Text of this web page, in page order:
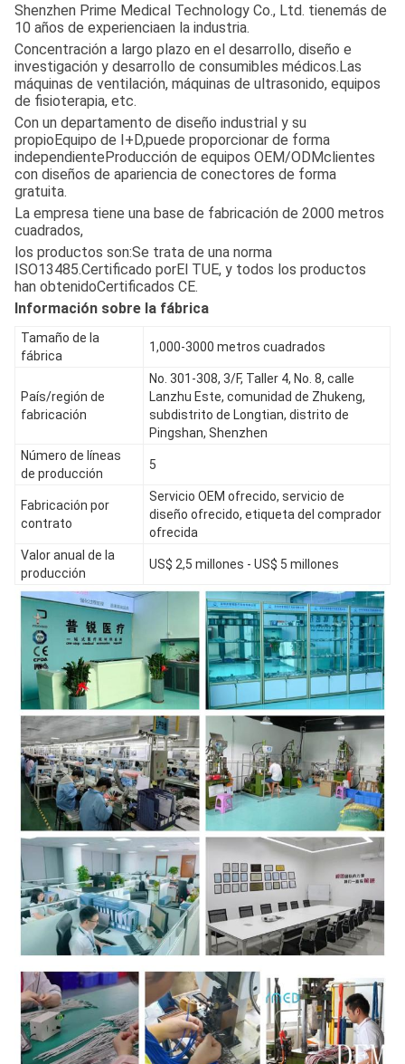
Shenzhen Prime Medical Technology Co., Ltd. tienemás de
10 años de experienciaen la industria.
Concentración a largo plazo en el desarrollo, diseño e
investigación y desarrollo de consumibles médicos.Las
máquinas de ventilación, máquinas de ultrasonido, equipos
de fisioterapia, etc.
Con un departamento de diseño industrial y su
propioEquipo de I+D,puede proporcionar de forma
independienteProducción de equipos OEM/ODMclientes
con diseños de apariencia de conectores de forma
gratuita.
La empresa tiene una base de fabricación de 2000 metros
cuadrados,
los productos son:Se trata de una norma
ISO13485.Certificado porEl TUE, y todos los productos
han obtenidoCertificados CE.
Información sobre la fábrica
Tamaño de la
fábrica
1,000-3000 metros cuadrados
País/región de
fabricación
No. 301-308, 3/F, Taller 4, No. 8, calle
Lanzhu Este, comunidad de Zhukeng,
subdistrito de Longtian, distrito de
Pingshan, Shenzhen
Número de líneas
de producción
5
Fabricación por
contrato
Servicio OEM ofrecido, servicio de
diseño ofrecido, etiqueta del comprador
ofrecida
Valor anual de la
producción
US$ 2,5 millones - US$ 5 millones